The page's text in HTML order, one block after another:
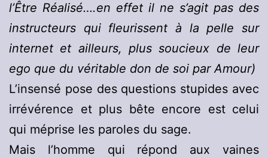
l’Être Réalisé….en effet il ne s’agit pas des
instructeurs qui fleurissent à la pelle sur
internet et ailleurs, plus soucieux de leur
ego que du véritable don de soi par Amour)
L’insensé pose des questions stupides avec
irrévérence et plus bête encore est celui
qui méprise les paroles du sage.
Mais l’homme qui répond aux vaines